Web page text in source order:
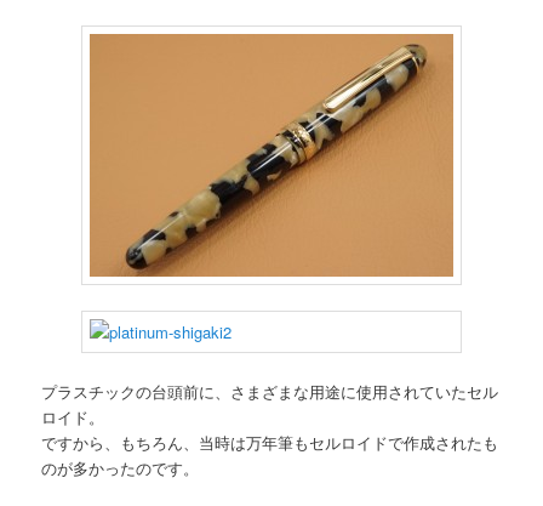
プラスチックの台頭前に、さまざまな用途に使用されていたセル
ロイド。
ですから、もちろん、当時は万年筆もセルロイドで作成されたも
のが多かったのです。